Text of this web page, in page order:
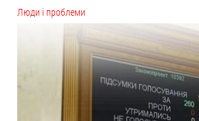
Люди і проблеми